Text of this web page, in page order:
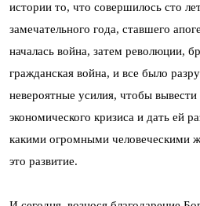
истории то, что совершилось сто
замечательного года, ставшего
началась война, затем революции,
гражданская война, и все было
невероятные усилия, чтобы вывести
экономического кризиса и дать ей
какими огромными человеческими
это развитие.